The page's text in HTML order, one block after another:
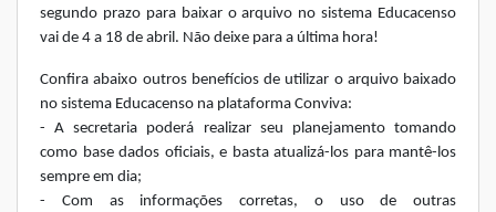
segundo prazo para baixar o arquivo no sistema Educacenso
vai de 4 a 18 de abril. Não deixe para a última hora!
Confira abaixo outros benefícios de utilizar o arquivo baixado
no sistema Educacenso na plataforma Conviva:
- A secretaria poderá realizar seu planejamento tomando
como base dados oficiais, e basta atualizá-los para mantê-los
sempre em dia;
- Com as informações corretas, o uso de outras